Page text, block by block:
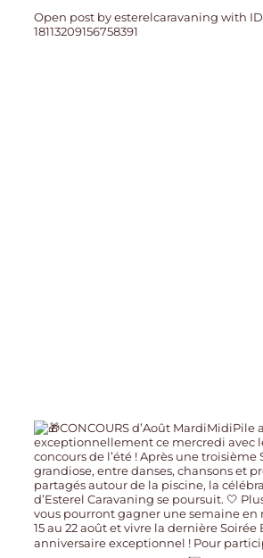
Open post by esterelcaravaning with ID
18113209156758391